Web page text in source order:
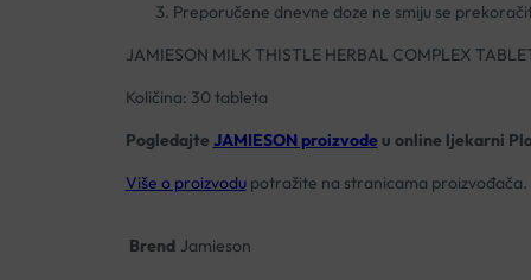
Preporučene dnevne doze ne smiju se
JAMIESON MILK THISTLE HERBAL COMPLEX
Količina: 30 tableta
Pogledajte JAMIESON proizvodeu online ljekarni
Više o proizvodupotražite na stranicama proizvođača.
Brend Jamieson